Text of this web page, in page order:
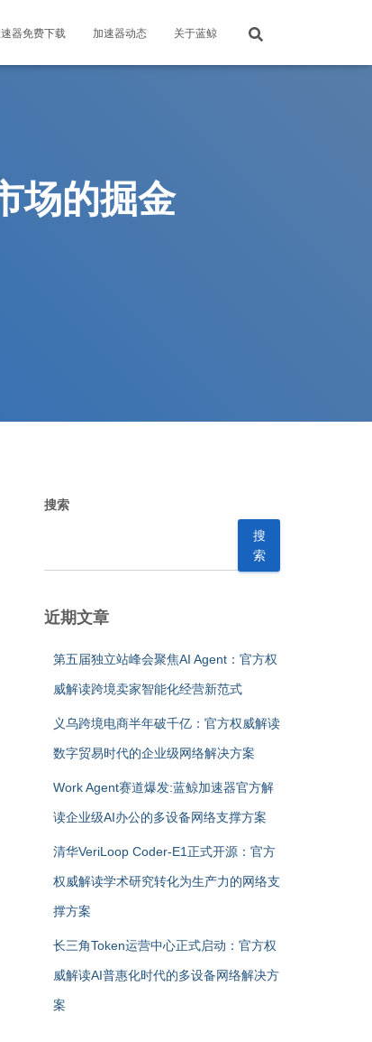
器免费下载 加速器动态 关于蓝鲸
场的掘金
搜索
搜
索
近期文章
第五届独立站峰会聚焦AI Agent：官方权
威解读跨境卖家智能化经营新范式
义乌跨境电商半年破千亿：官方权威解读
数字贸易时代的企业级网络解决方案
Work Agent赛道爆发:蓝鲸加速器官方解
读企业级AI办公的多设备网络支撑方案
清华VeriLoop Coder-E1正式开源：官方
权威解读学术研究转化为生产力的网络支
撑方案
长三角Token运营中心正式启动：官方权
威解读AI普惠化时代的多设备网络解决方
案